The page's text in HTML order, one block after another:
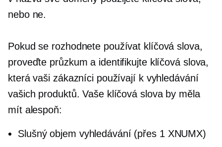
nebo ne.
Pokud se rozhodnete používat klíčová slova,
proveďte průzkum a identifikujte klíčová slova,
která vaši zákazníci používají k vyhledávání
vašich produktů. Vaše klíčová slova by měla
mít alespoň:
Slušný objem vyhledávání (přes 1 XNUMX)